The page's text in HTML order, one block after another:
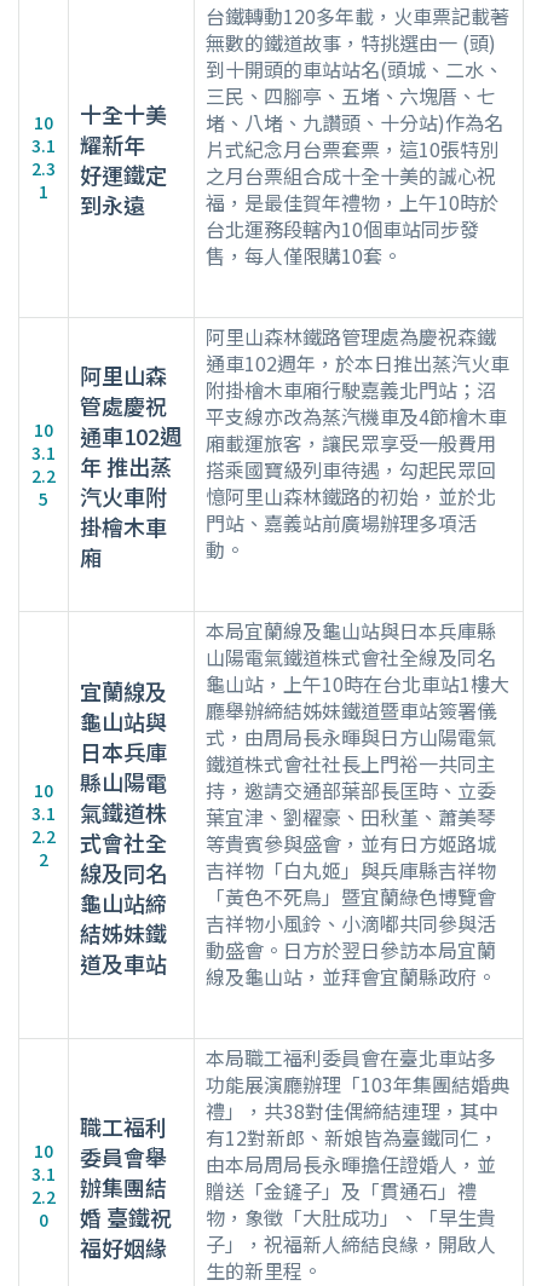
10
3.1
2.3
1
十全十美
耀新年
好運鐵定
到永遠
台鐵轉動120多年載，火車票記載著
無數的鐵道故事，特挑選由一 (頭)
到十開頭的車站站名(頭城、二水、
三民、四腳亭、五堵、六塊厝、七
堵、八堵、九讚頭、十分站)作為名
片式紀念月台票套票，這10張特別
之月台票組合成十全十美的誠心祝
福，是最佳賀年禮物，上午10時於
台北運務段轄內10個車站同步發
售，每人僅限購10套。
10
3.1
2.2
5
阿里山森
管處慶祝
通車102週
年 推出蒸
汽火車附
掛檜木車
廂
阿里山森林鐵路管理處為慶祝森鐵
通車102週年，於本日推出蒸汽火車
附掛檜木車廂行駛嘉義北門站；沼
平支線亦改為蒸汽機車及4節檜木車
廂載運旅客，讓民眾享受一般費用
搭乘國寶級列車待遇，勾起民眾回
憶阿里山森林鐵路的初始，並於北
門站、嘉義站前廣場辦理多項活
動。
10
3.1
2.2
2
宜蘭線及
龜山站與
日本兵庫
縣山陽電
氣鐵道株
式會社全
線及同名
龜山站締
結姊妹鐵
道及車站
本局宜蘭線及龜山站與日本兵庫縣
山陽電氣鐵道株式會社全線及同名
龜山站，上午10時在台北車站1樓大
廳舉辦締結姊妹鐵道暨車站簽署儀
式，由周局長永暉與日方山陽電氣
鐵道株式會社社長上門裕一共同主
持，邀請交通部葉部長匡時、立委
葉宜津、劉櫂豪、田秋堇、蕭美琴
等貴賓參與盛會，並有日方姬路城
吉祥物「白丸姬」與兵庫縣吉祥物
「黃色不死鳥」暨宜蘭綠色博覽會
吉祥物小風鈴、小滴嘟共同參與活
動盛會。日方於翌日參訪本局宜蘭
線及龜山站，並拜會宜蘭縣政府。
10
3.1
2.2
0
職工福利
委員會舉
辦集團結
婚 臺鐵祝
福好姻緣
本局職工福利委員會在臺北車站多
功能展演廳辦理「103年集團結婚典
禮」，共38對佳偶締結連理，其中
有12對新郎、新娘皆為臺鐵同仁，
由本局周局長永暉擔任證婚人，並
贈送「金鏟子」及「貫通石」禮
物，象徵「大肚成功」、「早生貴
子」，祝福新人締結良緣，開啟人
生的新里程。